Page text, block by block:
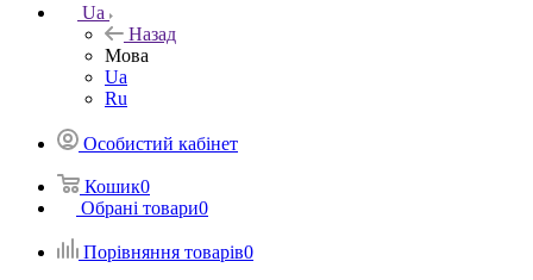
Ua
Назад
Мова
Ua
Ru
Особистий кабінет
Кошик0
Обрані товари0
Порівняння товарів0